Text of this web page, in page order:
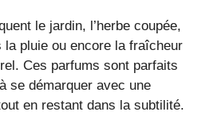
le jardin, l’herbe coupée,
la pluie ou encore la fraîcheur
Ces parfums sont parfaits
se démarquer avec une
en restant dans la subtilité.